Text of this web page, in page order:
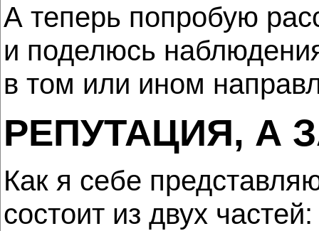
А теперь попробую
и поделюсь
в том или ином
РЕПУТАЦИЯ, А
Как я себе
состоит из двух частей: